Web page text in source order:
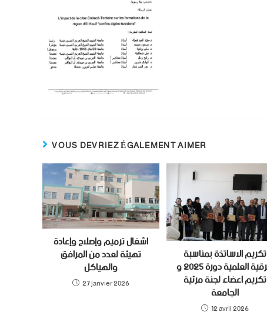
VOUS DEVRIEZ ÉGALEMENT AIMER
اشغال ترميم وإصلاح وإعادة
تهيئة لعدد من المرافق
والهياكل
27 janvier 2026
تكريم الاساتذة بمناسبة
الترقية العلمية دورة 2025 و
تكريم اعضاء لجنة مرئية
الجامعة
12 avril 2026